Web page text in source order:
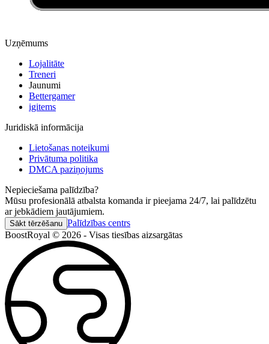
Uzņēmums
Lojalitāte
Treneri
Jaunumi
Bettergamer
igitems
Juridiskā informācija
Lietošanas noteikumi
Privātuma politika
DMCA paziņojums
Nepieciešama palīdzība?
Mūsu profesionālā atbalsta komanda ir pieejama 24/7, lai palīdzētu
ar jebkādiem jautājumiem.
Sākt tērzēšanu Palīdzības centrs
BoostRoyal © 2026 - Visas tiesības aizsargātas